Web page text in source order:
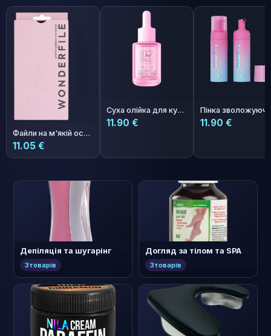
Файли на м'якій основі "Півмісяць" 162х24мм 240 гріт 50 шт
11.05 €
Суха олійка для кутикули з ароматом полуниці з вершками Photoshop Oil 30ml
11.90 € 11.90 €
Депіляція та шугарінг
3товарів
Догляд за тілом та SPA
3товарів